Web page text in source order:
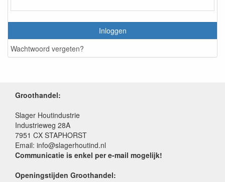
Inloggen
Wachtwoord vergeten?
Groothandel:
Slager Houtindustrie
Industrieweg 28A
7951 CX STAPHORST
Email: info@slagerhoutind.nl
Communicatie is enkel per e-mail mogelijk!
Openingstijden Groothandel: